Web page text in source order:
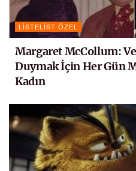
LISTELIST ÖZEL
Margaret McCollum:
Duymak İçin Her Gün
Kadın